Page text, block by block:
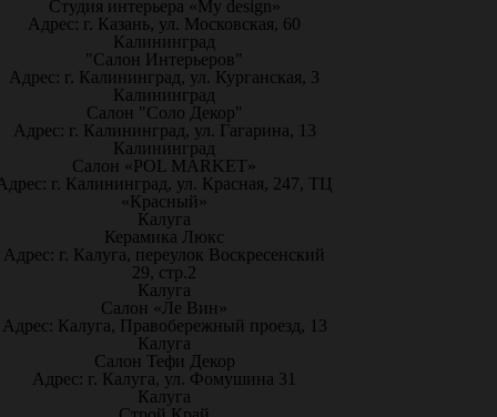
Студия интерьера «My design»
Адрес: г. Казань, ул. Московская, 60
Калининград
"Салон Интерьеров"
Адрес: г. Калининград, ул. Курганская, 3
Калининград
Салон "Соло Декор"
Адрес: г. Калининград, ул. Гагарина, 13
Калининград
Салон «POL MARKET»
г. Калининград, ул. Красная, 247, ТЦ
«Красный»
Калуга
Керамика Люкс
Адрес: г. Калуга, переулок Воскресенский
29, стр.2
Калуга
Салон «Ле Вин»
Адрес: Калуга, Правобережный проезд, 13
Калуга
Салон Тефи Декор
Адрес: г. Калуга, ул. Фомушина 31
Калуга